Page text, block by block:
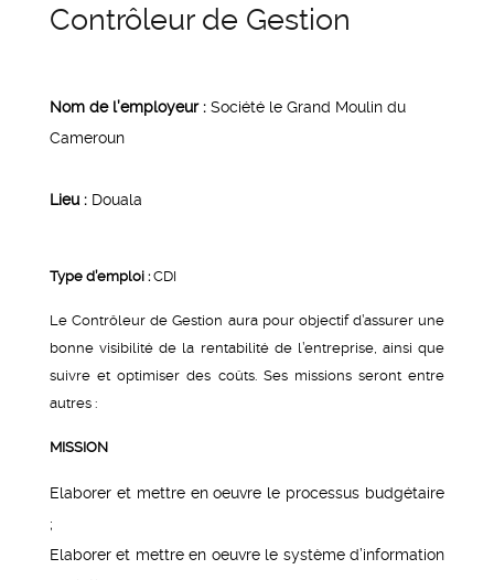
Contrôleur de Gestion
Nom de l’employeur : Société le Grand Moulin du
Cameroun
Lieu : Douala
Type d’emploi :CDI
Le Contrôleur de Gestion aura pour objectif d’assurer une
bonne visibilité de la rentabilité de l’entreprise, ainsi que
suivre et optimiser des coûts. Ses missions seront entre
autres :
MISSION
Elaborer et mettre en oeuvre le processus budgétaire
;
Elaborer et mettre en oeuvre le système d’information